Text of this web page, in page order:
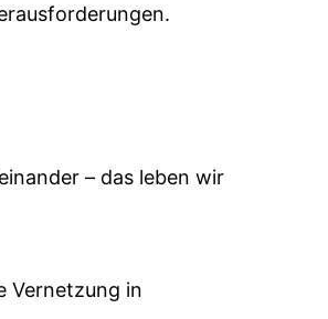
– das leben wir
Vernetzung in